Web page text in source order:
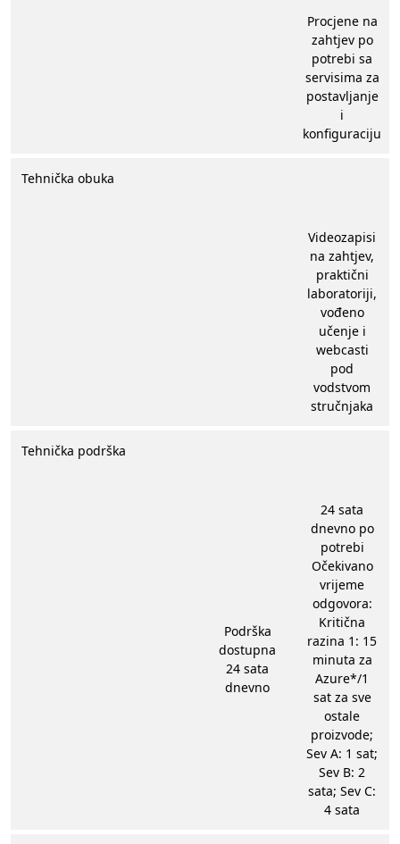
Procjene na
zahtjev po
potrebi sa
servisima za
postavljanje
i
konfiguraciju
Tehnička obuka
Videozapisi
na zahtjev,
praktični
laboratoriji,
vođeno
učenje i
webcasti
pod
vodstvom
stručnjaka
Tehnička podrška
Podrška
dostupna
24 sata
dnevno
24 sata
dnevno po
potrebi
Očekivano
vrijeme
odgovora:​
Kritična
razina 1: 15
minuta za
Azure*/1
sat za sve
ostale
proizvode​;
Sev A: 1 sat;
Sev B: 2
sata; Sev C:
4 sata